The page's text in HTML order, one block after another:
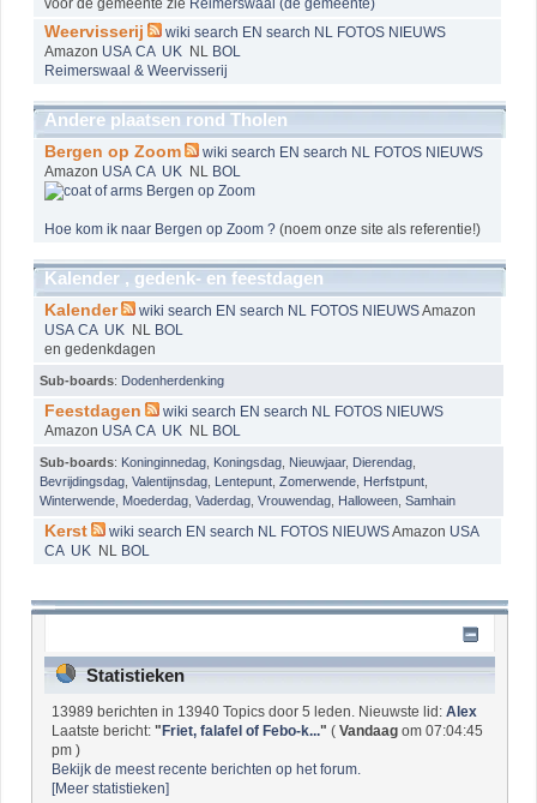
Weervisserij wiki search EN search NL FOTOS NIEUWS
Amazon USA CA UK NL BOL
Reimerswaal & Weervisserij
Andere plaatsen rond Tholen
Bergen op Zoom wiki search EN search NL FOTOS NIEUWS
Amazon USA CA UK NL BOL
Hoe kom ik naar Bergen op Zoom ? (noem onze site als referentie!)
Kalender , gedenk- en feestdagen
Kalender wiki search EN search NL FOTOS NIEUWSAmazon
USA CA UK NL BOL
en gedenkdagen
Sub-boards: Dodenherdenking
Feestdagen wiki search EN search NL FOTOS NIEUWS
Amazon USA CA UK NL BOL
Sub-boards: Koninginnedag Koningsdag Nieuwjaar, Dierendag
Bevrijdingsdag Valentijnsdag Lentepunt Zomerwende Herfstpunt
Winterwende Moederdag Vaderdag Vrouwendag Halloween Samhain
Kerst wiki search EN search NL FOTOS NIEUWSAmazon USA
CA UK NL BOL
Statistieken
13989 berichten in 13940 Topics door 5 leden. Nieuwste lid:Alex
Laatste bericht:"Friet, falafel of Febo-k..." (Vandaag om 07:04:45
pm )
Bekijk de meest recente berichten op het forum.
[Meer statistieken]